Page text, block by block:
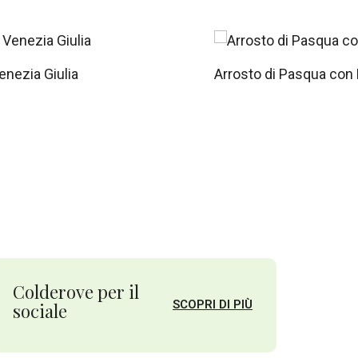
alcoolica
Giulia Arrosto di Pasqua
Colderove per il
sociale
SCOPRI DI PIÙ